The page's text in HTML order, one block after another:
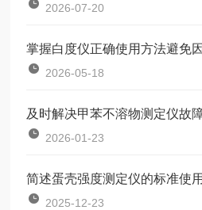
2026-07-20
2026-05-18
2026-01-23
简述蛋壳强度测定仪的标准使
2025-12-23